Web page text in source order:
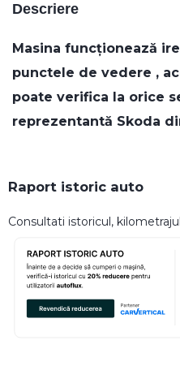
Descriere
Masina funcționează
punctele de vedere ,
poate verifica la orice
reprezentantă Skoda
Raport istoric auto
Consultati istoricul,